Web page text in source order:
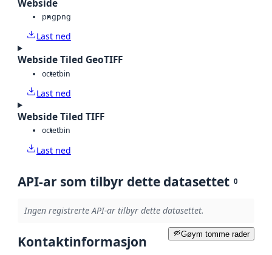
Webside
pngpng
Last ned
Webside Tiled GeoTIFF
octetbin
Last ned
Webside Tiled TIFF
octetbin
Last ned
API-ar som tilbyr dette datasettet 0
Ingen registrerte API-ar tilbyr dette datasettet.
Gøym tomme rader
Kontaktinformasjon